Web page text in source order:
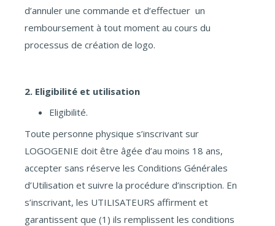
d’annuler une commande et d’effectuer un
remboursement à tout moment au cours du
processus de création de logo.
2. Eligibilité et utilisation
Eligibilité.
Toute personne physique s’inscrivant sur
LOGOGENIE doit être âgée d’au moins 18 ans,
accepter sans réserve les Conditions Générales
d’Utilisation et suivre la procédure d’inscription. En
s’inscrivant, les UTILISATEURS affirment et
garantissent que (1) ils remplissent les conditions